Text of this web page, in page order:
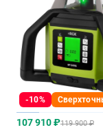
-10%
107 910 ₽119 900 ₽